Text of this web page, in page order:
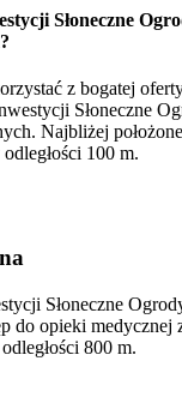
Słoneczne
z bogatej
Słoneczne
Najbliżej
100 m.
Słoneczne
do opieki medycznej
800 m.